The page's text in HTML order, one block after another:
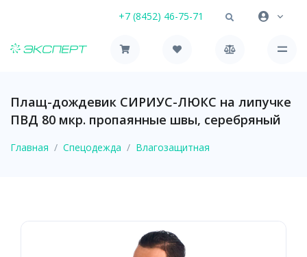
+7 (8452) 46-75-71
Плащ-дождевик СИРИУС-ЛЮКС на липучке
ПВД 80 мкр. пропаянные швы, серебряный
Главная Спецодежда Влагозащитная